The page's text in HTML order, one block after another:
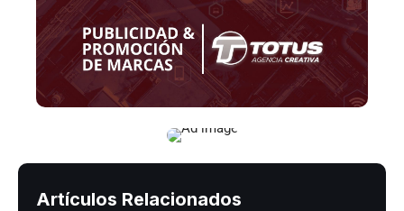
Artículos Relacionados